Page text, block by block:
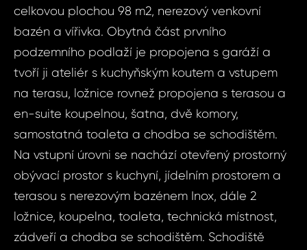
celkovou plochou 98 m2, nerezový venkovní
bazén a vířivka. Obytná část prvního
podzemního podlaží je propojena s garáží a
tvoří ji ateliér s kuchyňským koutem a vstupem
na terasu, ložnice rovnež propojena s terasou a
en-suite koupelnou, šatna, dvě komory,
samostatná toaleta a chodba se schodištěm.
Na vstupní úrovni se nachází otevřený prostorný
obývací prostor s kuchyní, jídelním prostorem a
terasou s nerezovým bazénem Inox, dále 2
ložnice, koupelna, toaleta, technická místnost,
zádveří a chodba se schodištěm. Schodiště